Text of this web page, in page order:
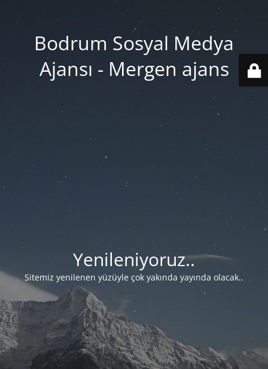
Bodrum Sosyal Medya
Ajansı - Mergen ajans
Yenileniyoruz..
Sitemiz yenilenen yüzüyle çok yakında yayında olacak..